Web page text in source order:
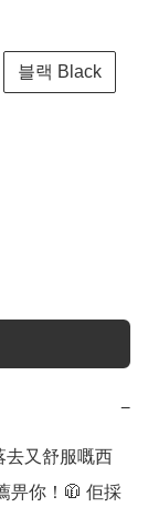
블랙 Black
−
去又舒服嘅西
畀你！🧥 佢採